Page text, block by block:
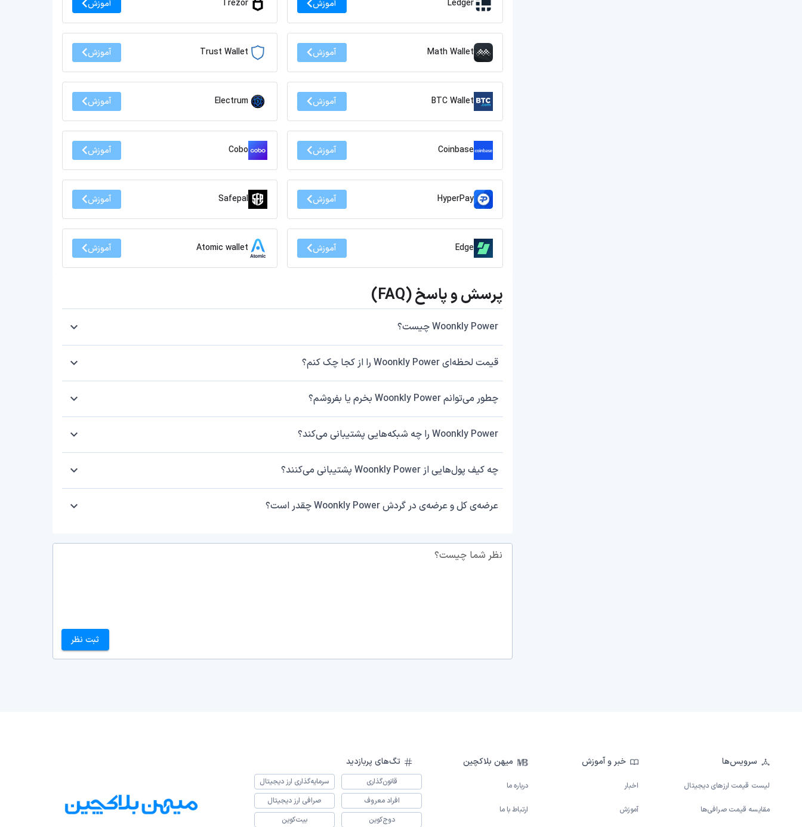
Ledger آموزش Trezor آموزش
Math Wallet آموزش Trust Wallet آموزش
BTC Wallet آموزش Electrum آموزش
Coinbase آموزش Cobo آموزش
HyperPay آموزش Safepal آموزش
Edge آموزش Atomic wallet آموزش
پرسش و پاسخ (FAQ)
Woonkly Power چیست؟
قیمت لحظه‌ای Woonkly Power را از کجا چک کنم؟
چطور می‌توانم Woonkly Power بخرم یا بفروشم؟
Woonkly Power را چه شبکه‌هایی پشتیبانی می‌کند؟
چه کیف پول‌هایی از Woonkly Power پشتیبانی می‌کنند؟
عرضه‌ی کل و عرضه‌ی در گردش Woonkly Power چقدر است؟
نظر شما چیست؟
ثبت نظر
سرویس‌ها
لیست قیمت ارزهای دیجیتال
مقایسه قیمت صرافی‌ها
خبر و آموزش
اخبار
آموزش
میهن بلاکچین
درباره ما
ارتباط با ما
تگ‌های پربازدید
قانون‌گذاری
سرمایه‌گذاری ارز دیجیتال
افراد معروف
صرافی ارز دیجیتال
دوج‌کوین
بیت‌کوین